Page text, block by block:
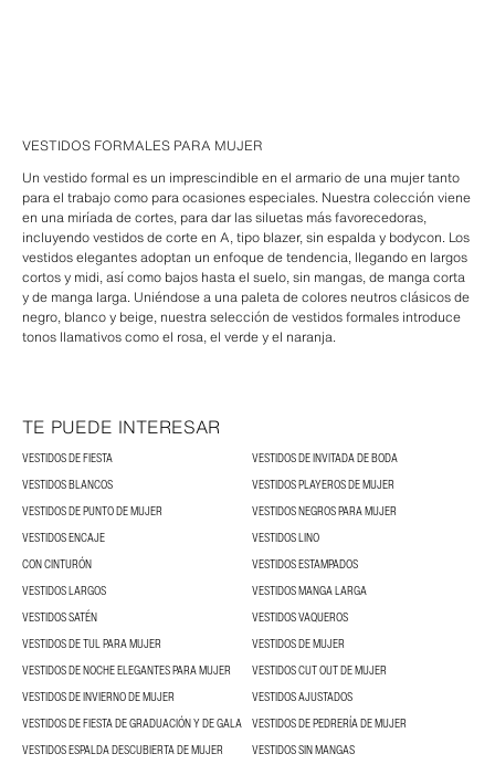
VESTIDOS FORMALES PARA MUJER
Un vestido formal es un imprescindible en el armario de una mujer tanto
para el trabajo como para ocasiones especiales. Nuestra colección viene
en una miríada de cortes, para dar las siluetas más favorecedoras,
incluyendo vestidos de corte en A, tipo blazer, sin espalda y bodycon. Los
vestidos elegantes adoptan un enfoque de tendencia, llegando en largos
cortos y midi, así como bajos hasta el suelo, sin mangas, de manga corta
y de manga larga. Uniéndose a una paleta de colores neutros clásicos de
negro, blanco y beige, nuestra selección de vestidos formales introduce
tonos llamativos como el rosa, el verde y el naranja.
TE PUEDE INTERESAR
VESTIDOS DE FIESTA
VESTIDOS DE INVITADA DE BODA
VESTIDOS BLANCOS
VESTIDOS PLAYEROS DE MUJER
VESTIDOS DE PUNTO DE MUJER
VESTIDOS NEGROS PARA MUJER
VESTIDOS ENCAJE
VESTIDOS LINO
CON CINTURÓN
VESTIDOS ESTAMPADOS
VESTIDOS LARGOS
VESTIDOS MANGA LARGA
VESTIDOS SATÉN
VESTIDOS VAQUEROS
VESTIDOS DE TUL PARA MUJER
VESTIDOS DE MUJER
VESTIDOS DE NOCHE ELEGANTES PARA MUJER
VESTIDOS CUT OUT DE MUJER
VESTIDOS DE INVIERNO DE MUJER
VESTIDOS AJUSTADOS
VESTIDOS DE FIESTA DE GRADUACIÓN Y DE GALA VESTIDOS DE PEDRERÍA DE MUJER
VESTIDOS ESPALDA DESCUBIERTA DE MUJER
VESTIDOS SIN MANGAS